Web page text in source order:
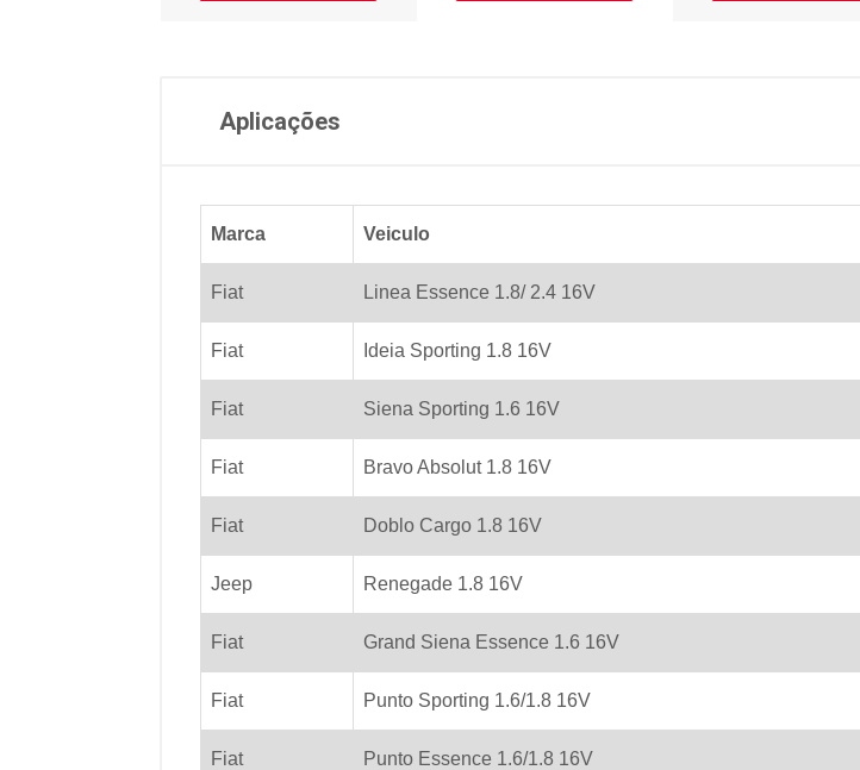
Aplicações
Marca Veiculo
Fiat Linea Essence 1.8/ 2.4 16V
Fiat Ideia Sporting 1.8 16V
Fiat Siena Sporting 1.6 16V
Fiat Bravo Absolut 1.8 16V
Fiat Doblo Cargo 1.8 16V
Jeep Renegade 1.8 16V
Fiat Grand Siena Essence 1.6 16V
Fiat Punto Sporting 1.6/1.8 16V
Fiat Punto Essence 1.6/1.8 16V